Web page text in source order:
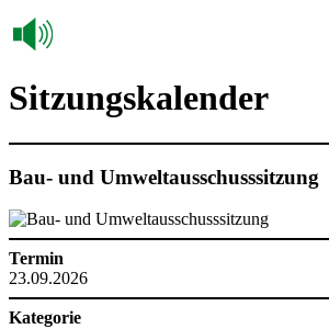
Sitzungskalender
Bau- und Umweltausschusssitzung
Termin
23.09.2026
Kategorie